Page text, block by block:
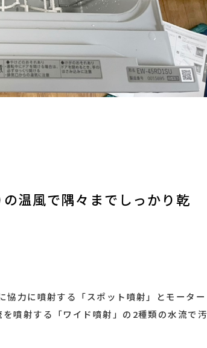
温風で隅々までしっかり乾
協力に噴射する「スポット噴射」とモーター
噴射する「ワイド噴射」の2種類の水流で汚